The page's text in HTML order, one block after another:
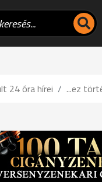
24 óra hírei ...ez